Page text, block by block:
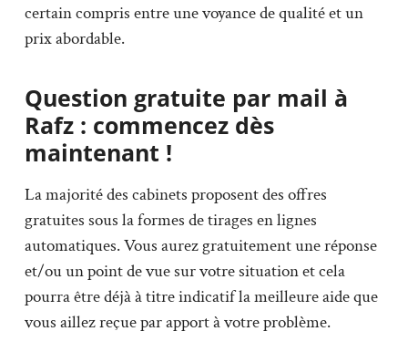
certain compris entre une voyance de qualité et un
prix abordable.
Question gratuite par mail à
Rafz : commencez dès
maintenant !
La majorité des cabinets proposent des offres
gratuites sous la formes de tirages en lignes
automatiques. Vous aurez gratuitement une réponse
et/ou un point de vue sur votre situation et cela
pourra être déjà à titre indicatif la meilleure aide que
vous aillez reçue par apport à votre problème.